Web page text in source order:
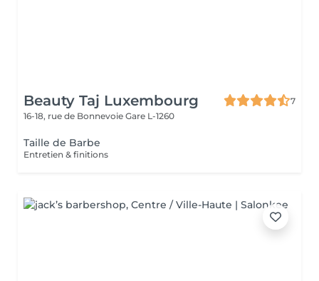
Beauty Taj Luxembourg
7
16-18, rue de Bonnevoie Gare L-1260
Taille de Barbe
Entretien & finitions